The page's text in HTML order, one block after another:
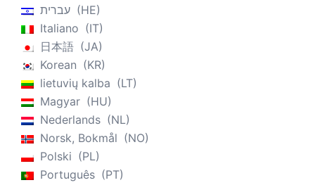
עברית
HE
Italiano
IT
日本語
JA
Korean
KR
lietuvių kalba
LT
Magyar
HU
Nederlands
NL
Norsk, Bokmål
NO
Polski
PL
Português
PT